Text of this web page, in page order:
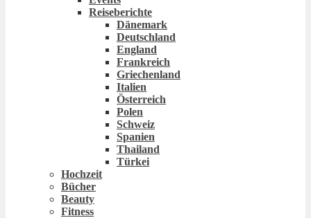
Reiseberichte
Dänemark
Deutschland
England
Frankreich
Griechenland
Italien
Österreich
Polen
Schweiz
Spanien
Thailand
Türkei
Hochzeit
Bücher
Beauty
Fitness